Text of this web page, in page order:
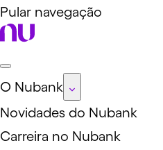
Pular navegação
O Nubank
Novidades do Nubank
Carreira no Nubank